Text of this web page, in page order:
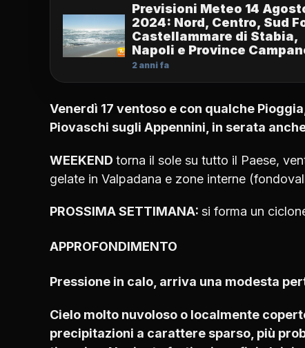
Previsioni Meteo 14
2024: Nord, Centro, Sud
Castellammare di Stabia,
Napoli e Province
2 anni fa
Venerdì 17 ventoso e con qualche
Piovaschi sugli Appennini, in serata
WEEKEND torna il sole su tutto il Paese,
gelate in Valpadana e zone interne
PROSSIMA SETTIMANA: si forma un
APPROFONDIMENTO
Pressione in calo, arriva una modesta
Cielo molto nuvoloso o localmente
precipitazioni a carattere sparso, più